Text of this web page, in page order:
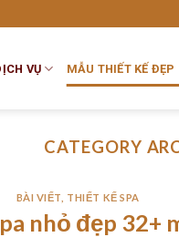
VỤ MẪU THIẾT KẾ ĐẸP
CATEGORY
BÀI VIẾT THIẾT KẾ SPA
nhỏ đẹp 32+